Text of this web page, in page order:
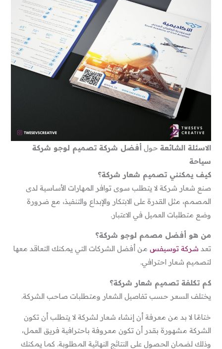
الاسئلة الشائعة حول أفضل شركة تصميم لوجو شركة
سياحة
كيف يمكنني تصميم شعار شركة؟
صنع شعار شركة لا يتطلب سوى توافر المهارات الأساسية لدى
المصمم، مثل القدرة على الابتكار والإبداع والتنفيذ، مع ضرورة
وضع متطلبات العميل في الاعتبار.
من هو أفضل مصمم لوجو شركة؟
تعد شركة توسيفس من أفضل الشركات التي يمكنك التعاقد معها
لتصميم شعار احترافي.
كم تكلفة تصميم شعار شركة؟
يختلف السعر حسب تفاصيل الشعار ومتطلبات صاحب الشركة.
ختامًا لا بد من معرفة أن إنشاء شعار لشركة لا يتطلب أن تكون
الشركة مشهورة بقدر أن تكون معروفة باحترافية فريق العمل،
وذلك لضمان الحصول على النتائج النهائية المطلوبة. كما يمكنك